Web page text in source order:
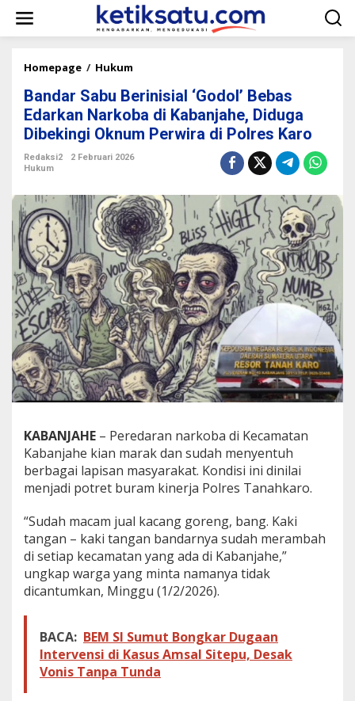
w
Homepage / Hukum
n
d
a
r
S
u
B
e
r
i
n
i
s
i
a
l
'
G
o
d
'
B
e
a
E
d
a
k
a
a
r
k
o
Bandar Sabu Berinisial ‘Godol’ Bebas
Edarkan Narkoba di Kabanjahe, Diduga
Dibekingi Oknum Perwira di Polres Karo
Redaksi2
2 Februari 2026
Hukum
KABANJAHE – Peredaran narkoba di Kecamatan
Kabanjahe kian marak dan sudah menyentuh
berbagai lapisan masyarakat. Kondisi ini dinilai
menjadi potret buram kinerja Polres Tanahkaro.
“Sudah macam jual kacang goreng, bang. Kaki
tangan – kaki tangan bandarnya sudah merambah
di setiap kecamatan yang ada di Kabanjahe,”
ungkap warga yang minta namanya tidak
dicantumkan, Minggu (1/2/2026).
BACA: BEM SI Sumut Bongkar Dugaan
Intervensi di Kasus Amsal Sitepu, Desak
Vonis Tanpa Tunda